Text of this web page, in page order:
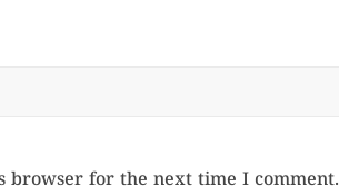
browser for the next time I comment.